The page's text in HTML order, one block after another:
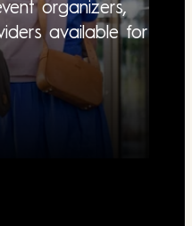
organizers,
available for